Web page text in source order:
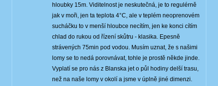
hloubky 15m. Viditelnost je neskutečná, je to regulérně
jak v moři, jen ta teplota 4°C, ale v teplém neoprenovém
sucháčku to v menší hloubce necítím, jen ke konci cítím
chlad do rukou od řízení skůtru - klasika. Epesně
strávených 75min pod vodou. Musím uznat, že s našimi
lomy se to nedá porovnávat, tohle je prostě někde jinde.
Vyplatí se pro nás z Blanska jet o půl hodiny delší trasu,
než na naše lomy v okolí a jsme v úplně jiné dimenzi.